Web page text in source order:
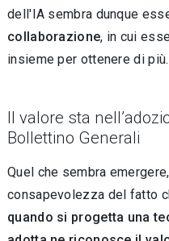
dell'IA sembra dunque
collaborazione, in cui
insieme per ottenere di più.
Il valore sta
Bollettino Generali
Quel che sembra
consapevolezza del fatto
quando si progetta una